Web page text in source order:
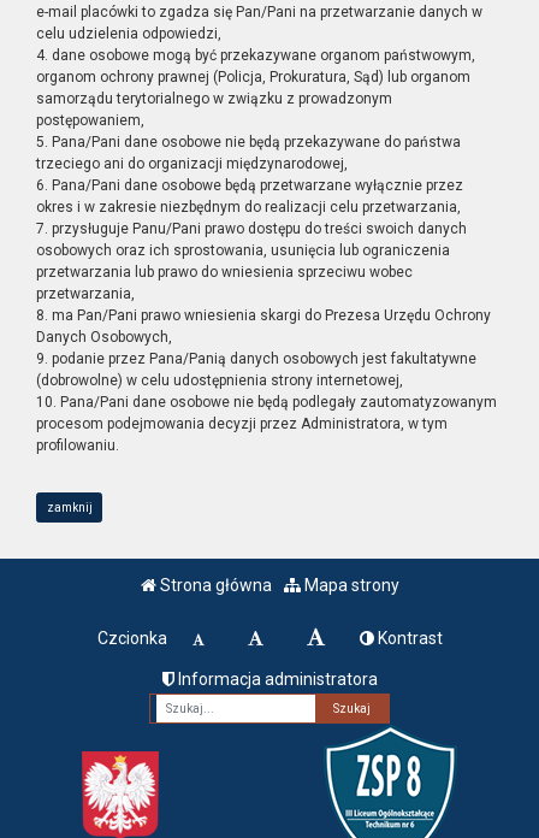
e-mail placówki to zgadza się Pan/Pani na przetwarzanie danych w
celu udzielenia odpowiedzi,
4. dane osobowe mogą być przekazywane organom państwowym,
organom ochrony prawnej (Policja, Prokuratura, Sąd) lub organom
samorządu terytorialnego w związku z prowadzonym
postępowaniem,
5. Pana/Pani dane osobowe nie będą przekazywane do państwa
trzeciego ani do organizacji międzynarodowej,
6. Pana/Pani dane osobowe będą przetwarzane wyłącznie przez
okres i w zakresie niezbędnym do realizacji celu przetwarzania,
7. przysługuje Panu/Pani prawo dostępu do treści swoich danych
osobowych oraz ich sprostowania, usunięcia lub ograniczenia
przetwarzania lub prawo do wniesienia sprzeciwu wobec
przetwarzania,
8. ma Pan/Pani prawo wniesienia skargi do Prezesa Urzędu Ochrony
Danych Osobowych,
9. podanie przez Pana/Panią danych osobowych jest fakultatywne
(dobrowolne) w celu udostępnienia strony internetowej,
10. Pana/Pani dane osobowe nie będą podlegały zautomatyzowanym
procesom podejmowania decyzji przez Administratora, w tym
profilowaniu.
zamknij
Strona główna Mapa strony
Czcionka Kontrast
Informacja administratora
Fraza